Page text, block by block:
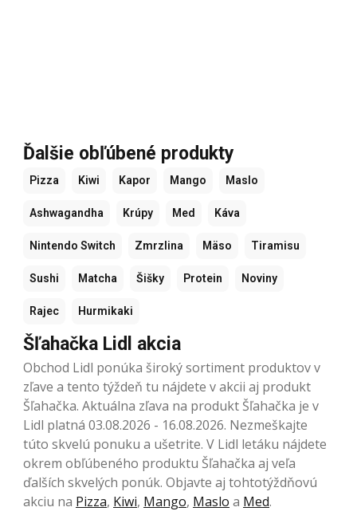
Ďalšie obľúbené produkty
Pizza Kiwi Kapor Mango Maslo
Ashwagandha Krúpy Med Káva
Nintendo Switch Zmrzlina Mäso Tiramisu
Sushi Matcha Šišky Protein Noviny
Rajec Hurmikaki
Šľahačka Lidl akcia
Obchod Lidl ponúka široký sortiment produktov v
zľave a tento týždeň tu nájdete v akcii aj produkt
Šľahačka. Aktuálna zľava na produkt Šľahačka je v
Lidl platná 03.08.2026 - 16.08.2026. Nezmeškajte
túto skvelú ponuku a ušetrite. V Lidl letáku nájdete
okrem obľúbeného produktu Šľahačka aj veľa
ďalších skvelých ponúk. Objavte aj tohtotýždňovú
akciu na Pizza, Kiwi, Mango, Maslo a Med.